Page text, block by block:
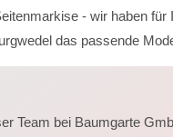
- wir haben für
das passende
Team bei Baumgarte